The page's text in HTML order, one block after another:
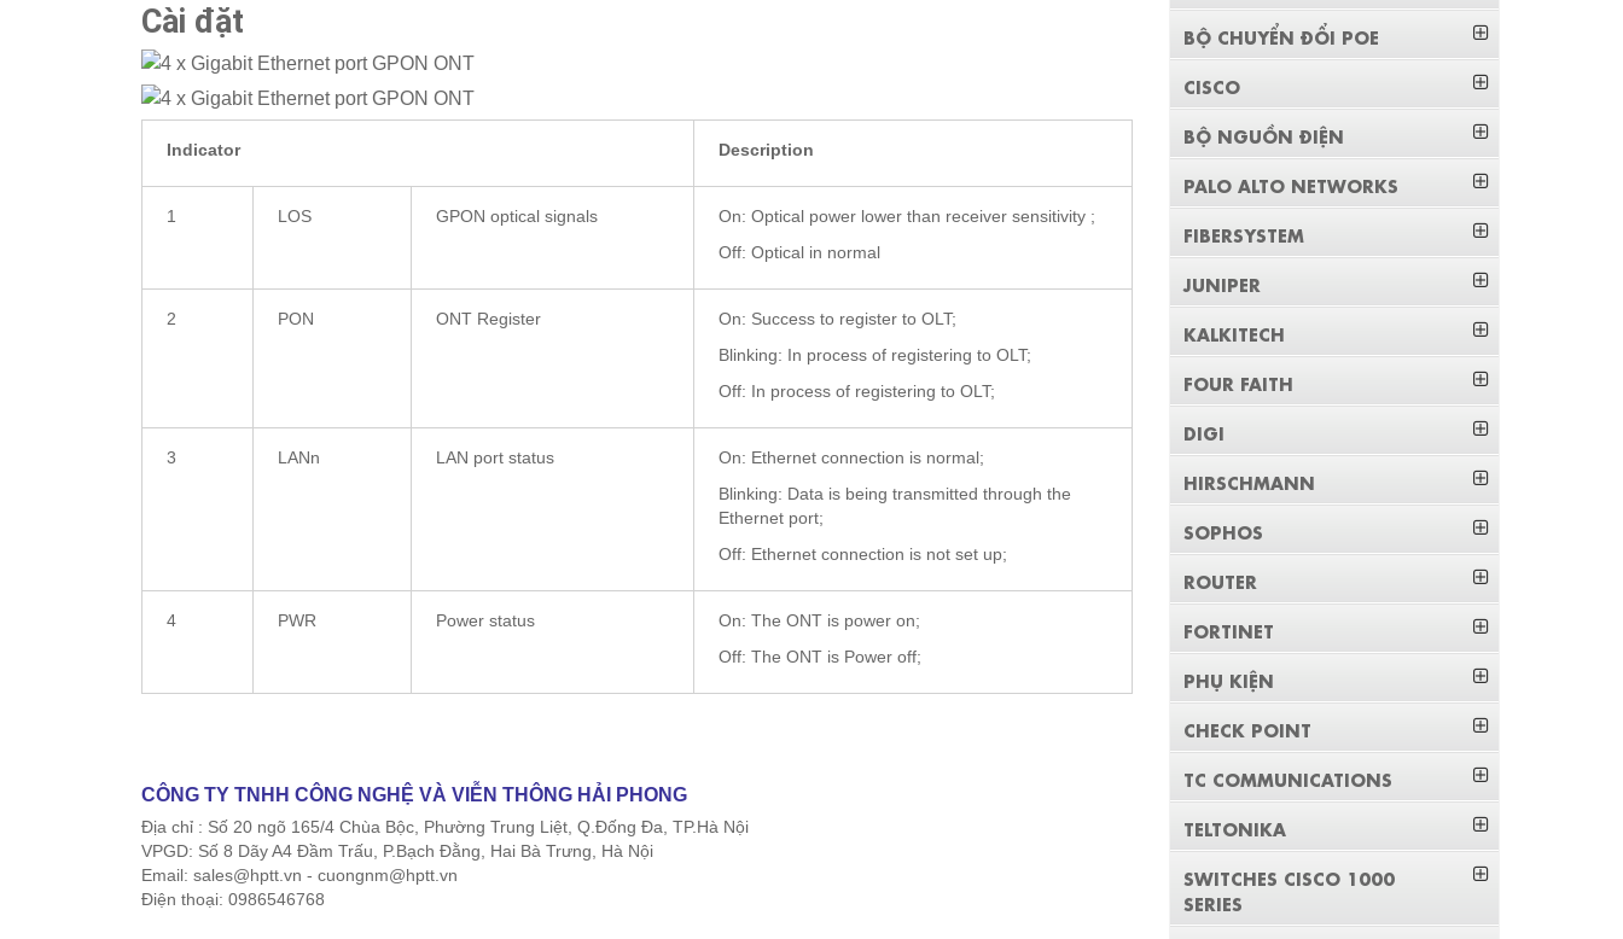
Cài đặt
Indicator Description
1 LOS GPON optical signals
On: Optical power lower than receiver sensitivity ;
Off: Optical in normal
2 PON ONT Register
On: Success to register to OLT;
Blinking: In process of registering to OLT;
Off: In process of registering to OLT;
3 LANn LAN port status
On: Ethernet connection is normal;
Blinking: Data is being transmitted through the
Ethernet port;
Off: Ethernet connection is not set up;
4 PWR Power status
On: The ONT is power on;
Off: The ONT is Power off;
CÔNG TY TNHH CÔNG NGHỆ VÀ VIỄN THÔNG HẢI PHONG
Địa chỉ : Số 20 ngõ 165/4 Chùa Bộc, Phường Trung Liệt, Q.Đống Đa, TP.Hà Nội
VPGD: Số 8 Dãy A4 Đầm Trấu, P.Bạch Đằng, Hai Bà Trưng, Hà Nội
Email: sales@hptt.vn - cuongnm@hptt.vn
Điện thoại: 0986546768
BỘ CHUYỂN ĐỔI POE
CISCO
BỘ NGUỒN ĐIỆN
PALO ALTO NETWORKS
FIBERSYSTEM
JUNIPER
KALKITECH
FOUR FAITH
DIGI
HIRSCHMANN
SOPHOS
ROUTER
FORTINET
PHỤ KIỆN
CHECK POINT
TC COMMUNICATIONS
TELTONIKA
SWITCHES CISCO 1000
SERIES